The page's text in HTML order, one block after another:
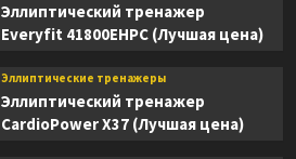
Эллиптический тренажер
Everyfit 41800EHPC (Лучшая цена)
Эллиптические тренажеры
Эллиптический тренажер
CardioPower X37 (Лучшая цена)